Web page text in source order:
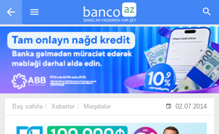
Skip to main content
Baş səhifə Xəbərlər Məqalələr 02.07.2014